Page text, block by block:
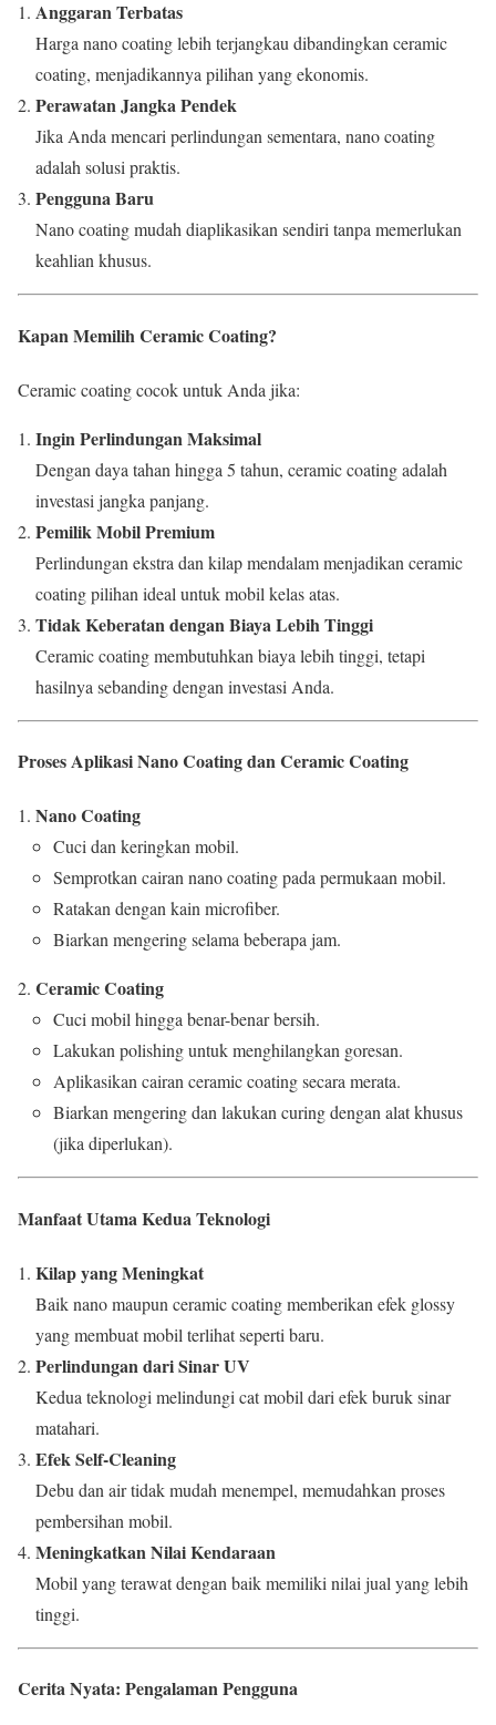
Anggaran Terbatas
Harga nano coating lebih terjangkau dibandingkan ceramic
coating, menjadikannya pilihan yang ekonomis.
Perawatan Jangka Pendek
Jika Anda mencari perlindungan sementara, nano coating
adalah solusi praktis.
Pengguna Baru
Nano coating mudah diaplikasikan sendiri tanpa memerlukan
keahlian khusus.
Kapan Memilih Ceramic Coating?
Ceramic coating cocok untuk Anda jika:
Ingin Perlindungan Maksimal
Dengan daya tahan hingga 5 tahun, ceramic coating adalah
investasi jangka panjang.
Pemilik Mobil Premium
Perlindungan ekstra dan kilap mendalam menjadikan ceramic
coating pilihan ideal untuk mobil kelas atas.
Tidak Keberatan dengan Biaya Lebih Tinggi
Ceramic coating membutuhkan biaya lebih tinggi, tetapi
hasilnya sebanding dengan investasi Anda.
Proses Aplikasi Nano Coating dan Ceramic Coating
Nano Coating
Cuci dan keringkan mobil.
Semprotkan cairan nano coating pada permukaan mobil.
Ratakan dengan kain microfiber.
Biarkan mengering selama beberapa jam.
Ceramic Coating
Cuci mobil hingga benar-benar bersih.
Lakukan polishing untuk menghilangkan goresan.
Aplikasikan cairan ceramic coating secara merata.
Biarkan mengering dan lakukan curing dengan alat khusus
(jika diperlukan).
Manfaat Utama Kedua Teknologi
Kilap yang Meningkat
Baik nano maupun ceramic coating memberikan efek glossy
yang membuat mobil terlihat seperti baru.
Perlindungan dari Sinar UV
Kedua teknologi melindungi cat mobil dari efek buruk sinar
matahari.
Efek Self-Cleaning
Debu dan air tidak mudah menempel, memudahkan proses
pembersihan mobil.
Meningkatkan Nilai Kendaraan
Mobil yang terawat dengan baik memiliki nilai jual yang lebih
tinggi.
Cerita Nyata: Pengalaman Pengguna